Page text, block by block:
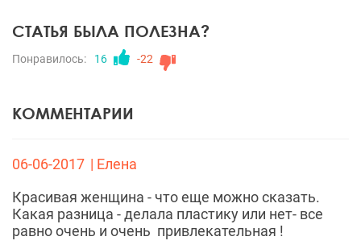
СТАТЬЯ БЫЛА ПОЛЕЗНА?
Понравилось: 16 -22
КОММЕНТАРИИ
06-06-2017 | Елена
Красивая женщина - что еще можно сказать.
Какая разница - делала пластику или нет- все
равно очень и очень привлекательная !